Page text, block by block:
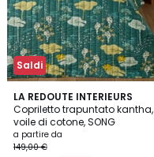
Saldi
LA REDOUTE INTERIEURS
Copriletto trapuntato kantha,
voile di cotone, SONG
a partire da
149,00 €